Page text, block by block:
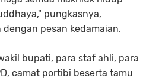
pungkasnya,
pesan kedamaian.⁣
bupati, para staf ahli, para
camat portibi beserta tamu